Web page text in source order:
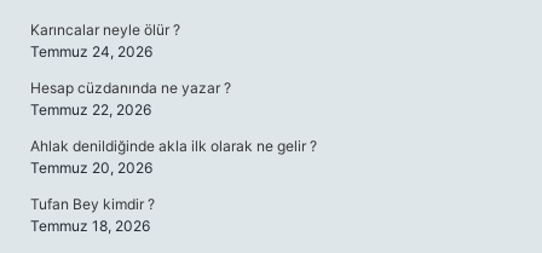
Karıncalar neyle ölür ?
Temmuz 24, 2026
Hesap cüzdanında ne yazar ?
Temmuz 22, 2026
Ahlak denildiğinde akla ilk olarak ne gelir ?
Temmuz 20, 2026
Tufan Bey kimdir ?
Temmuz 18, 2026